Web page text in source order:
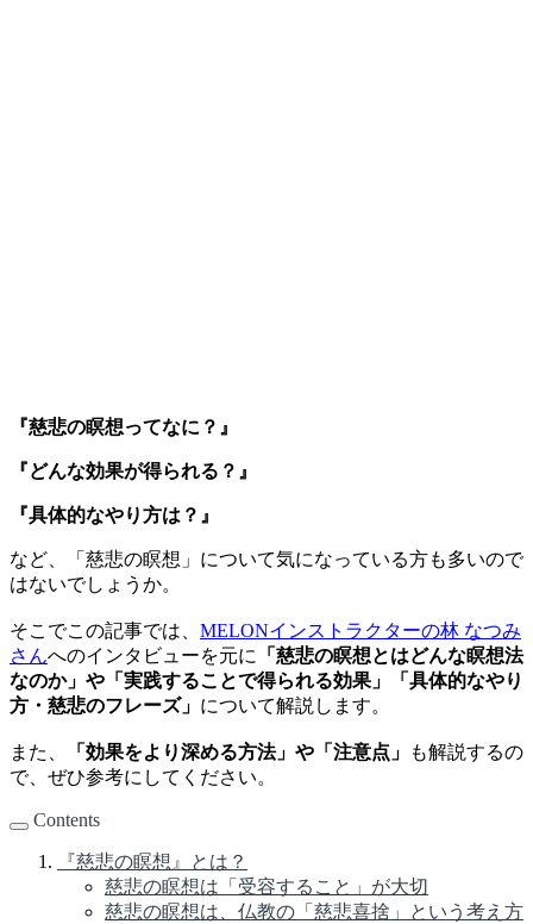
『慈悲の瞑想ってなに？』
『どんな効果が得られる？』
『具体的なやり方は？』
など、「慈悲の瞑想」について気になっている方も多いので
はないでしょうか。
そこでこの記事では、 MELONインストラクターの林 なつみ
さんへのインタビューを元に
「慈悲の瞑想とはどんな瞑想法
なのか」や「実践することで得られる効果」「具体的なやり
方・慈悲のフレーズ」 について解説します。
また、 「効果をより深める方法」や「注意点」
も解説するの
で、ぜひ参考にしてください。
Contents
『慈悲の瞑想』とは？
慈悲の瞑想は「受容すること」が大切
慈悲の瞑想は、仏教の「慈悲喜捨」という考え方